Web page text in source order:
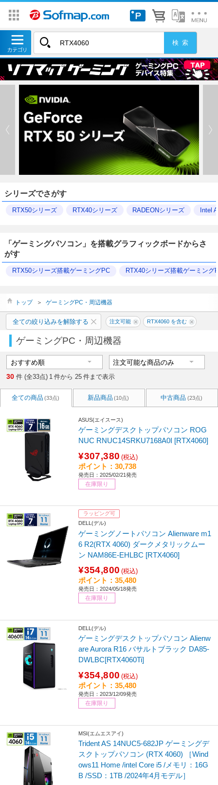
シリーズでさがす
RTX50シリーズ RTX40シリーズ RADEONシリーズ Intel
「ゲーミングパソコン」を搭載グラフィックボードからさ
がす
RTX50シリーズ搭載ゲーミングPC RTX40シリーズ搭載ゲーミング
トップ ＞ ゲーミングPC・周辺機器
全ての絞り込みを解除する 注文可能 RTX4060 を含む
ゲーミングPC・周辺機器
30 件 (全33点) 1 件から 25 件まで表示
全ての商品 (33点) 新品商品 (10点) 中古商品 (23点)
ASUS(エイスース)
ゲーミングデスクトップパソコン ROG
NUC RNUC14SRKU7168A0I [RTX4060]
¥307,380 (税込)
ポイント：30,738
発売日：2025/02/21発売
在庫限り
ラッピング可
DELL(デル)
ゲーミングノートパソコン Alienware m1
6 R2(RTX 4060) ダークメタリックムー
ン NAM86E-EHLBC [RTX4060]
¥354,800 (税込)
ポイント：35,480
発売日：2024/05/18発売
在庫限り
DELL(デル)
ゲーミングデスクトップパソコン Alienw
are Aurora R16 バサルトブラック DA85-
DWLBC[RTX4060Ti]
¥354,800 (税込)
ポイント：35,480
発売日：2023/12/09発売
在庫限り
MSI(エムエスアイ)
Trident AS 14NUC5-682JP ゲーミングデ
スクトップパソコン (RTX 4060) ［Wind
ows11 Home /intel Core i5 /メモリ：16G
B /SSD：1TB /2024年4月モデル］